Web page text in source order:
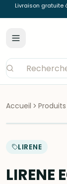
Livraison gratuite
Accueil Produits
LIRENE
LIRENE